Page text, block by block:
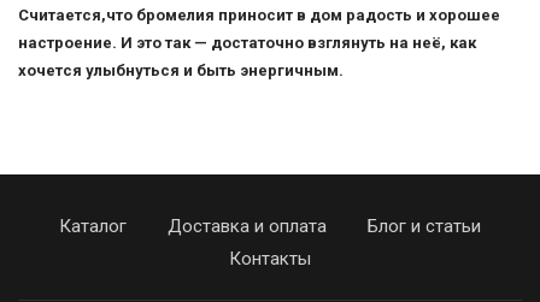
Считается,что бромелия приносит в дом радость и хорошее
настроение. И это так — достаточно взглянуть на неё, как
хочется улыбнуться и быть энергичным.
Каталог Доставка и оплата
Блог и статьи
Контакты